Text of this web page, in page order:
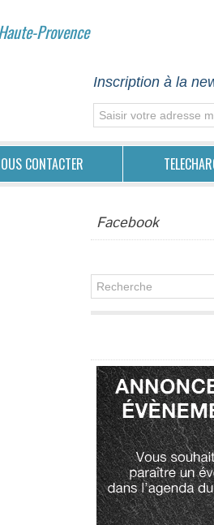
Provence
Inscription à la
CONTACTER
Facebook